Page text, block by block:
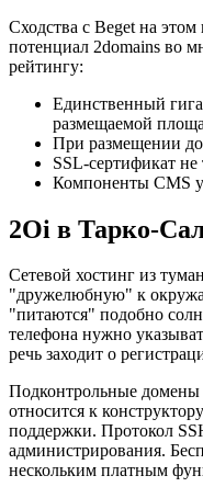
Сходства с Beget на
потенциал 2domains во
рейтингу:
Единственный
размещаемой
При размещении
SSL-сертификат
Компоненты CMS
2Oi в Тарко-
Сетевой хостинг из
"дружелюбную" к
"питаются" подобно
телефона нужно
речь заходит о
Подконтрольные домены
относится к
поддержки. Протокол
администрирования.
нескольким платным